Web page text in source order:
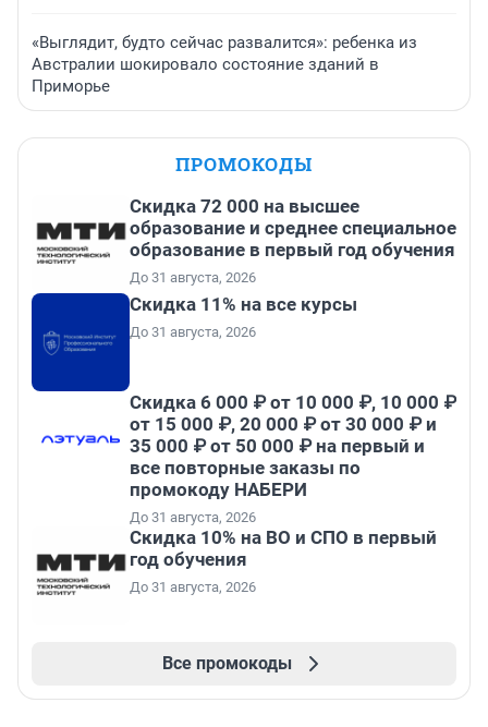
«Выглядит, будто сейчас развалится»: ребенка из
Австралии шокировало состояние зданий в
Приморье
ПРОМОКОДЫ
Скидка 72 000 на высшее
образование и среднее специальное
образование в первый год обучения
До 31 августа, 2026
Скидка 11% на все курсы
До 31 августа, 2026
Скидка 6 000 ₽ от 10 000 ₽, 10 000 ₽
от 15 000 ₽, 20 000 ₽ от 30 000 ₽ и
35 000 ₽ от 50 000 ₽ на первый и
все повторные заказы по
промокоду НАБЕРИ
До 31 августа, 2026
Скидка 10% на ВО и СПО в первый
год обучения
До 31 августа, 2026
Все промокоды